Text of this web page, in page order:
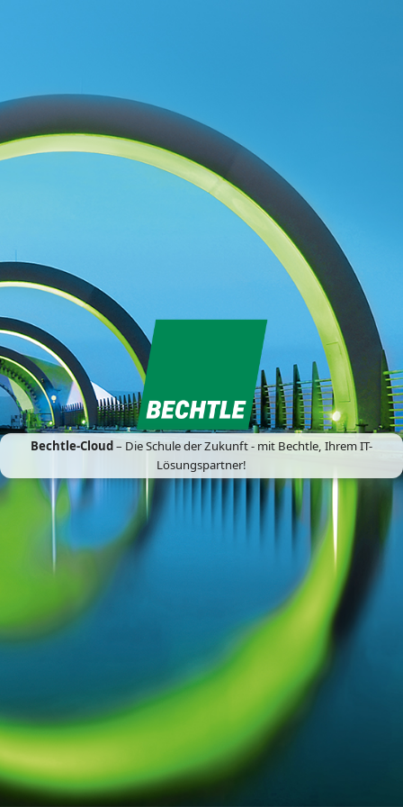
Bechtle-Cloud– Die Schule der Zukunft - mit Bechtle, Ihrem IT-
Lösungspartner!